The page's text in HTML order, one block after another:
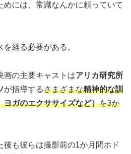
めには、常識なんかに頼っていて
経る必要がある。
画の主要キャストはアリカ研究所
が指導するさまざまな精神的な訓
ヨガのエクササイズなど）を3か
後も彼らは撮影前の1か月間ホド